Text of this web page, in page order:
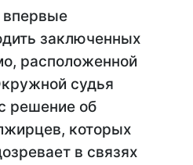
впервые
заключенных
расположенной
судья
решение об
которых
в связях